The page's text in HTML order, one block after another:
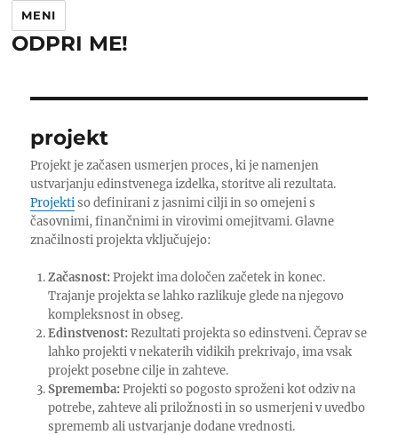
ODPRI ME!
MENI
projekt
Projekt je začasen usmerjen proces, ki je namenjen
ustvarjanju edinstvenega izdelka, storitve ali rezultata.
Projektiso definirani z jasnimi cilji in so omejeni s
časovnimi, finančnimi in virovimi omejitvami. Glavne
značilnosti projekta vključujejo:
Začasnost:Projekt ima določen začetek in konec.
Trajanje projekta se lahko razlikuje glede na njegovo
kompleksnost in obseg.
Edinstvenost:Rezultati projekta so edinstveni. Čeprav se
lahko projekti v nekaterih vidikih prekrivajo, ima vsak
projekt posebne cilje in zahteve.
Sprememba:Projekti so pogosto sproženi kot odziv na
potrebe, zahteve ali priložnosti in so usmerjeni v uvedbo
sprememb ali ustvarjanje dodane vrednosti.